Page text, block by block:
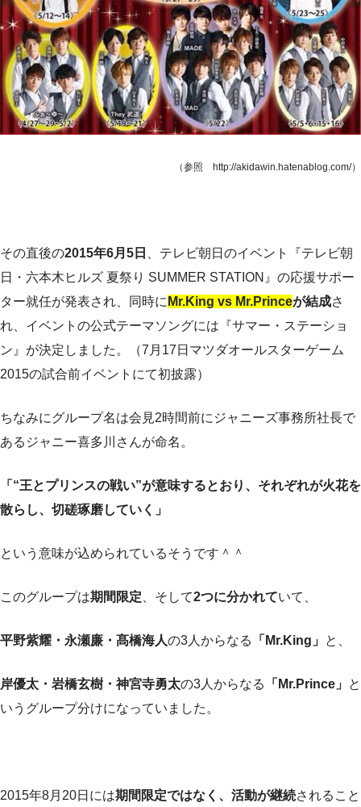
（参照 http://akidawin.hatenablog.com/）
その直後の2015年6月5日
、テレビ朝日のイベント『テレビ朝
日・六本木ヒルズ 夏祭り SUMMER STATION』の応援サポー
ター就任が発表され、同時に Mr.King vs Mr.Princeが結成さ
れ、イベントの公式テーマソングには『サマー・ステーショ
ン』が決定しました。（7月17日マツダオールスターゲーム
2015の試合前イベントにて初披露）
ちなみにグループ名は会見2時間前にジャニーズ事務所社長で
あるジャニー喜多川さんが命名。
「“王とプリンスの戦い”が意味するとおり、それぞれが火花を
散らし、切磋琢磨していく」
という意味が込められているそうです＾＾
このグループは期間限定 、そして2つに分かれていて、
平野紫耀・永瀬廉・髙橋海人の3人からなる 「Mr.King」 と、
岸優太・岩橋玄樹・神宮寺勇太の3人からなる 「Mr.Prince」 と
いうグループ分けになっていました。
2015年8月20日には期間限定ではなく、活動が継続されること